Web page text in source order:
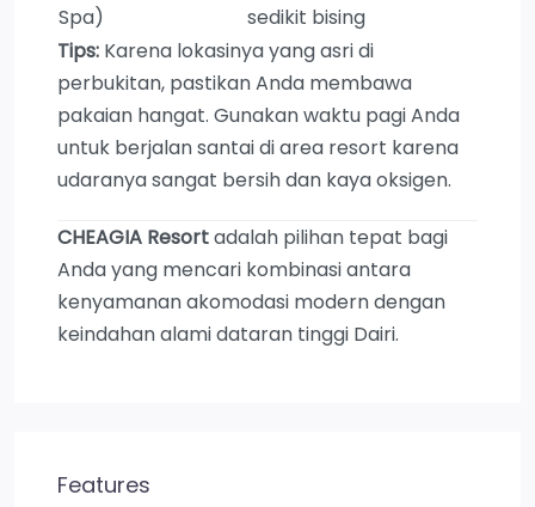
Spa)
sedikit bising
Tips: Karena lokasinya yang asri di
perbukitan, pastikan Anda membawa
pakaian hangat. Gunakan waktu pagi Anda
untuk berjalan santai di area resort karena
udaranya sangat bersih dan kaya oksigen.
CHEAGIA Resortadalah pilihan tepat bagi
Anda yang mencari kombinasi antara
kenyamanan akomodasi modern dengan
keindahan alami dataran tinggi Dairi.
Features